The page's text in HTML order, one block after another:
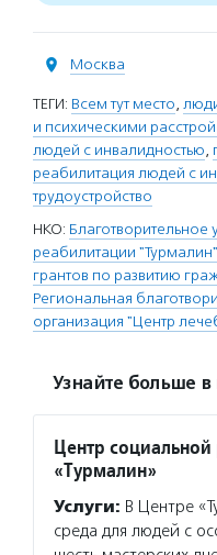
Москва
ТЕГИ: Всем тут место,
и психическими
людей с инвалидностью,
реабилитация людей с
трудоустройство
НКО:
реабилитации "Турмалин"
грантов по развитию
Региональная
организация "Центр
Узнайте больше в
Центр
«Турмалин»
Услуги: В Центре
среда для людей с